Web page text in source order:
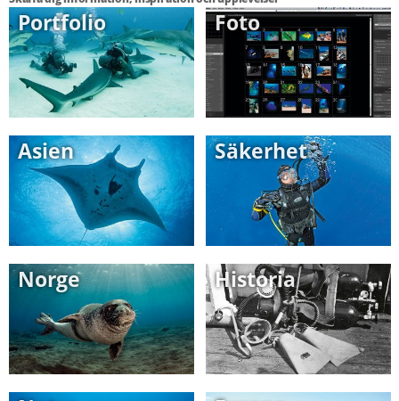
Portfolio Foto
Asien Säkerhet
Norge Historia